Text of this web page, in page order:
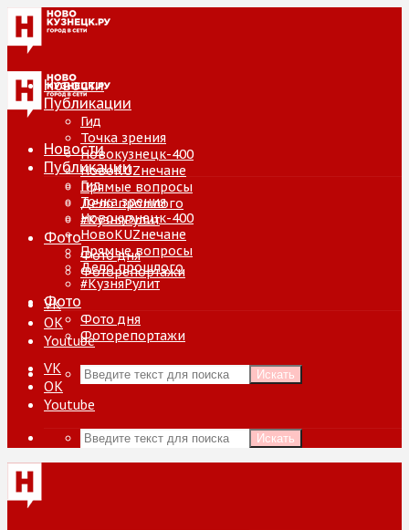
Новости
Публикации
Гид
Точка зрения
Новокузнецк-400
НовоKUZнечане
Прямые вопросы
Дело прошлого
#КузняРулит
Фото
Фото дня
Фоторепортажи
VK
ОК
Youtube
Искать
Новости
Публикации
Гид
Точка зрения
Новокузнецк-400
НовоKUZнечане
Прямые вопросы
Дело прошлого
#КузняРулит
Фото
Фото дня
Фоторепортажи
VK
ОК
Youtube
Искать